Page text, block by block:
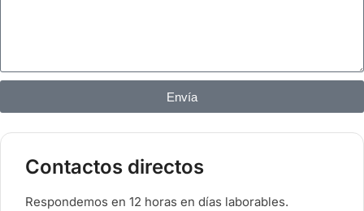
Contactos directos
Respondemos en 12 horas en días laborables.
Envía